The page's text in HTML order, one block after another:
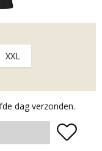
XXL
dag verzonden.